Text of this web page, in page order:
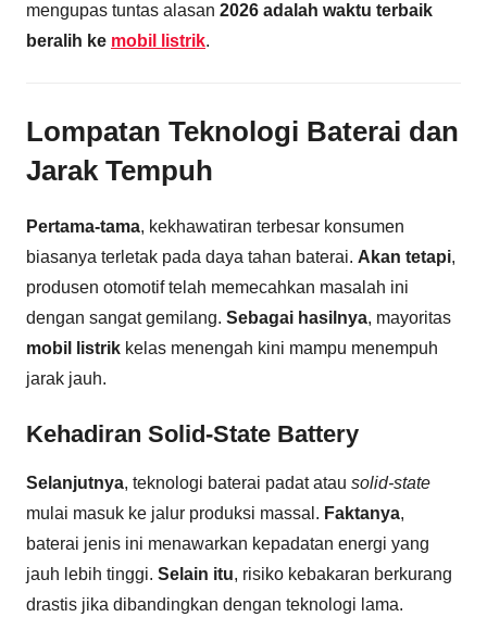
mengupas tuntas alasan 2026 adalah waktu terbaik
beralih ke mobil listrik.
Lompatan Teknologi Baterai dan
Jarak Tempuh
Pertama-tama, kekhawatiran terbesar konsumen
biasanya terletak pada daya tahan baterai. Akan tetapi,
produsen otomotif telah memecahkan masalah ini
dengan sangat gemilang. Sebagai hasilnya, mayoritas
mobil listrik kelas menengah kini mampu menempuh
jarak jauh.
Kehadiran Solid-State Battery
Selanjutnya, teknologi baterai padat atau solid-state
mulai masuk ke jalur produksi massal. Faktanya,
baterai jenis ini menawarkan kepadatan energi yang
jauh lebih tinggi. Selain itu, risiko kebakaran berkurang
drastis jika dibandingkan dengan teknologi lama.